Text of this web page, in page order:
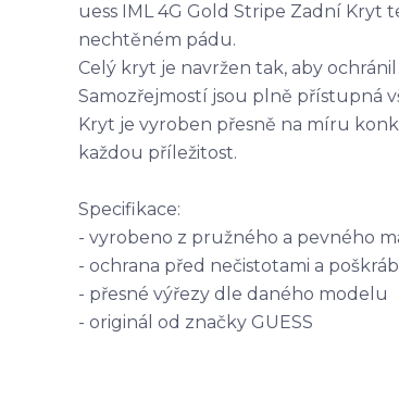
uess IML 4G Gold Stripe Zadní
nechtěném pádu.
Celý kryt je navržen tak, aby
Samozřejmostí jsou plně přístupná
Kryt je vyroben přesně na míru
každou příležitost.
Specifikace:
- vyrobeno z pružného a pevného
- ochrana před nečistotami a
- přesné výřezy dle daného modelu
- originál od značky GUESS